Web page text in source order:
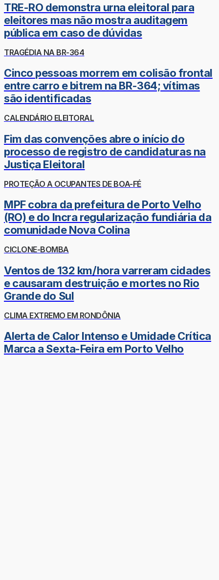
TRE-RO demonstra urna eleitoral para
eleitores mas não mostra auditagem
pública em caso de dúvidas
TRAGÉDIA NA BR-364
Cinco pessoas morrem em colisão frontal
entre carro e bitrem na BR-364; vítimas
são identificadas
CALENDÁRIO ELEITORAL
Fim das convenções abre o início do
processo de registro de candidaturas na
Justiça Eleitoral
PROTEÇÃO A OCUPANTES DE BOA-FÉ
MPF cobra da prefeitura de Porto Velho
(RO) e do Incra regularização fundiária da
comunidade Nova Colina
CICLONE-BOMBA
Ventos de 132 km/hora varreram cidades
e causaram destruição e mortes no Rio
Grande do Sul
CLIMA EXTREMO EM RONDÔNIA
Alerta de Calor Intenso e Umidade Crítica
Marca a Sexta-Feira em Porto Velho